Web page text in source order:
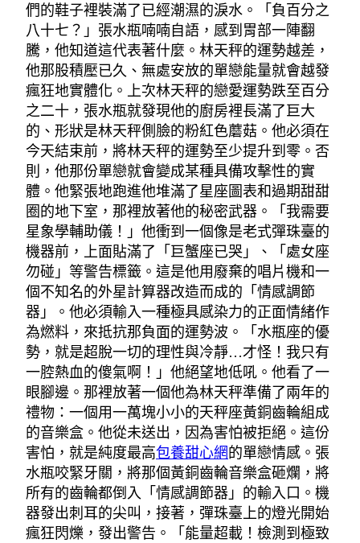
們的鞋子裡裝滿了已經潮濕的淚水。「負百分之
八十七？」張水瓶喃喃自語，感到胃部一陣翻
騰，他知道這代表著什麼。林天秤的運勢越差，
他那股積壓已久、無處安放的單戀能量就會越發
瘋狂地實體化。上次林天秤的戀愛運勢跌至百分
之二十，張水瓶就發現他的廚房裡長滿了巨大
的、形狀是林天秤側臉的粉紅色蘑菇。他必須在
今天結束前，將林天秤的運勢至少提升到零。否
則，他那份單戀就會變成某種具備攻擊性的實
體。他緊張地跑進他堆滿了星座圖表和過期甜甜
圈的地下室，那裡放著他的秘密武器。「我需要
星象學輔助儀！」他衝到一個像是老式彈珠臺的
機器前，上面貼滿了「巨蟹座已哭」、「處女座
勿碰」等警告標籤。這是他用廢棄的唱片機和一
個不知名的外星計算器改造而成的「情感調節
器」。他必須輸入一種極具感染力的正面情緒作
為燃料，來抵抗那負面的運勢波。「水瓶座的優
勢，就是超脫一切的理性與冷靜…才怪！我只有
一腔熱血的傻氣啊！」他絕望地低吼。他看了一
眼腳邊。那裡放著一個他為林天秤準備了兩年的
禮物：一個用一萬塊小小的天秤座黃銅齒輪組成
的音樂盒。他從未送出，因為害怕被拒絕。這份
害怕，就是純度最高包養甜心網 的單戀情感。張
水瓶咬緊牙關，將那個黃銅齒輪音樂盒砸爛，將
所有的齒輪都倒入「情感調節器」的輸入口。機
器發出刺耳的尖叫，接著，彈珠臺上的燈光開始
瘋狂閃爍，發出警告。「能量超載！檢測到極致